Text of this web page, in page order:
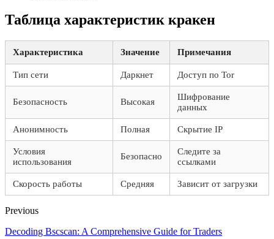
Таблица характеристик кракен
Характеристика Значение Примечания
Тип сети Даркнет Доступ по Tor
Безопасность Высокая
Шифрование
данных
Анонимность Полная Скрытие IP
Условия
использования
Безопасно
Следите за
ссылками
Скорость работы Средняя Зависит от загрузки
Previous
Decoding Bscscan: A Comprehensive Guide for Traders